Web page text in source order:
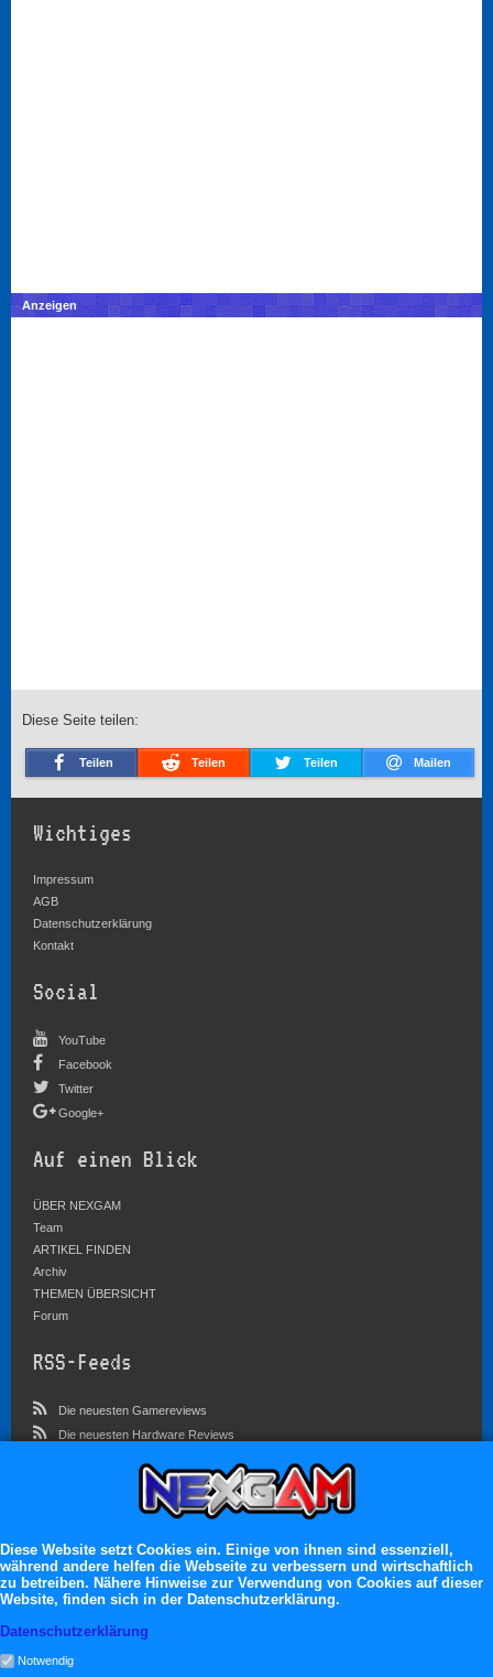
Anzeigen
Diese Seite teilen:
Teilen Teilen Teilen Mailen
Wichtiges
Impressum
AGB
Datenschutzerklärung
Kontakt
Social
YouTube
Facebook
Twitter
Google+
Auf einen Blick
ÜBER NEXGAM
Team
ARTIKEL FINDEN
Archiv
THEMEN ÜBERSICHT
Forum
RSS-Feeds
Die neuesten Gamereviews
Die neuesten Hardware Reviews
Im Forum sind zur Zeit 5827 Benutzer online
Es erwarten dich:
13.119 registrierte Mitglieder
71.046 Themen
Diese Website setzt Cookies ein. Einige von ihnen sind essenziell,
während andere helfen die Webseite zu verbessern und wirtschaftlich
zu betreiben. Nähere Hinweise zur Verwendung von Cookies auf dieser
Website, finden sich in der Datenschutzerklärung.
Datenschutzerklärung
Notwendig